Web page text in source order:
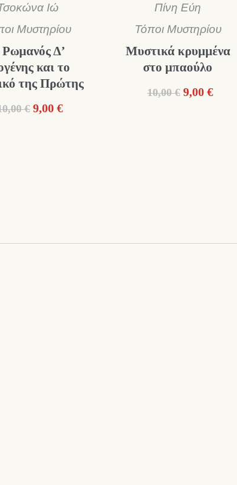
Ιώ
Μυστηρίου
Δ’
και το
της Πρώτης
€ Original
9,00 €Η
Πίνη Εύη
Τόποι Μυστηρίου
Μυστικά κρυμμένα
στο μπαούλο
10,00 € Original
9,00 €Η